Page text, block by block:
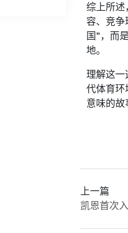
综上所
容、竞
国”，而
地。
理解这一
代体育环
意味的故
上一篇
凯恩首次